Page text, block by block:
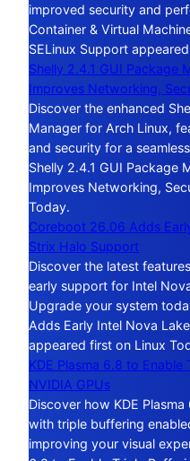
improved security and
Container & Virtual
SELinux Support
Shelly 2.4.1 GUI Package
Improves Networking,
Discover the enhanced
Manager for Arch Linux,
and security for a
Shelly 2.4.1 GUI Package
Improves Networking,
Today.
Coreboot 26.06 Adds
Strix Halo Support
Discover the latest
early support for Intel
Upgrade your system
Adds Early Intel Nova
appeared first on Linux
KDE Plasma 6.8 to
NVIDIA GPUs
Discover how KDE
with triple buffering
improving your visual